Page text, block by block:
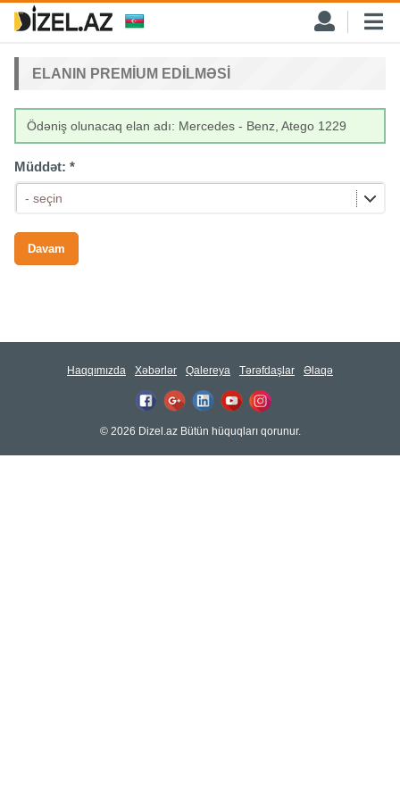
ELANIN PREMIUM EDILMƏSI
Ödəniş olunacaq elan adı: Mercedes - Benz, Atego 1229
Müddət: *
- seçin
Haqqımızda Xəbərlər Qalereya Tərəfdaşlar Əlaqə
© 2026 Dizel.az Bütün hüquqları qorunur.